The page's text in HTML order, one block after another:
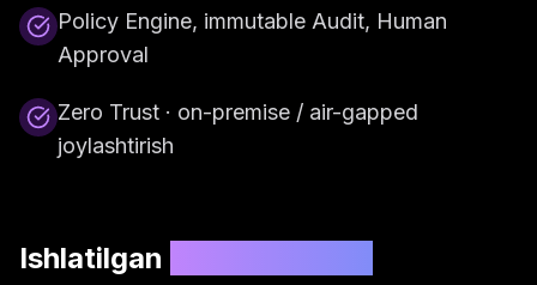
Policy Engine, immutable Audit, Human
Approval
Zero Trust · on-premise / air-gapped
joylashtirish
Ishlatilgan